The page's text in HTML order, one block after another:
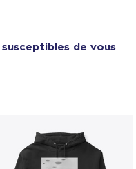
susceptibles de vous